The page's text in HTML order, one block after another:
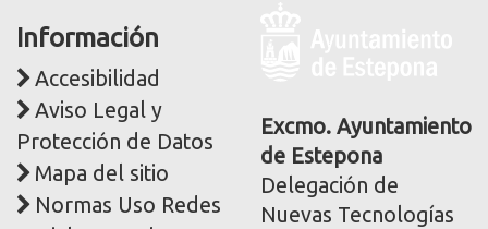
Información
Accesibilidad
Aviso Legal y
Protección de Datos
Mapa del sitio
Normas Uso Redes
corporativa
Excmo. Ayuntamiento
de Estepona
Delegación de
Nuevas Tecnologías